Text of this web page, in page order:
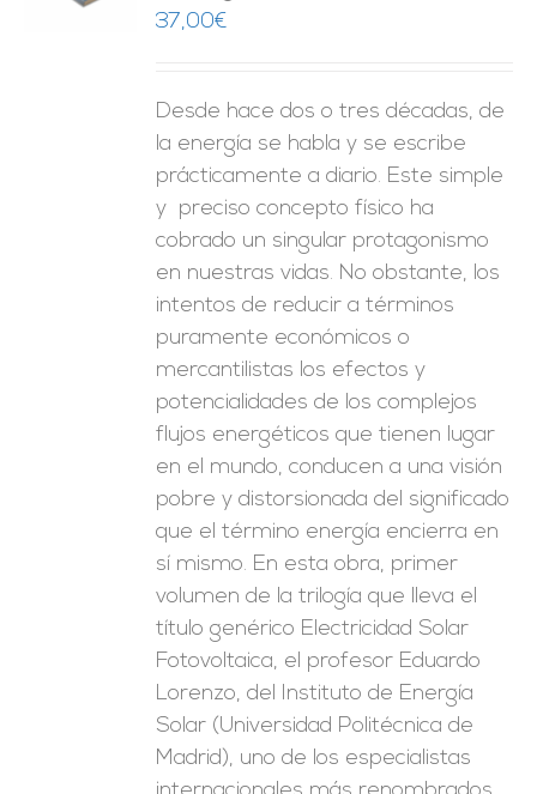
37,00€
Desde hace dos o tres décadas, de
la energía se habla y se escribe
prácticamente a diario. Este simple
y preciso concepto físico ha
cobrado un singular protagonismo
en nuestras vidas. No obstante, los
intentos de reducir a términos
puramente económicos o
mercantilistas los efectos y
potencialidades de los complejos
flujos energéticos que tienen lugar
en el mundo, conducen a una visión
pobre y distorsionada del significado
que el término energía encierra en
sí mismo. En esta obra, primer
volumen de la trilogía que lleva el
título genérico Electricidad Solar
Fotovoltaica, el profesor Eduardo
Lorenzo, del Instituto de Energía
Solar (Universidad Politécnica de
Madrid), uno de los especialistas